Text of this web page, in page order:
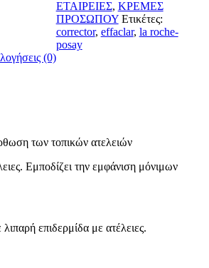
ΕΤΑΙΡΕΙΕΣ, ΚΡΕΜΕΣ
ΠΡΟΣΩΠΟΥ Ετικέτες:
corrector, effaclar, la roche-
posay
(0)
των τοπικών ατελειών
Εμποδίζει την εμφάνιση μόνιμων
επιδερμίδα με ατέλειες.